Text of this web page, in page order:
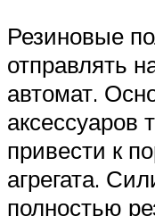
Резиновые
отправлять
автомат.
аксессуаров
привести к
агрегата.
полностью